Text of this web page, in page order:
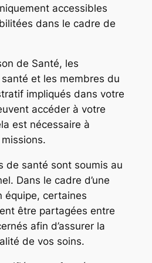
accessibles
dans le cadre de
de Santé, les
et les membres du
impliqués dans votre
accéder à votre
est nécessaire à
missions.
de santé sont soumis au
Dans le cadre d’une
équipe, certaines
être partagées entre
afin d’assurer la
de vos soins.